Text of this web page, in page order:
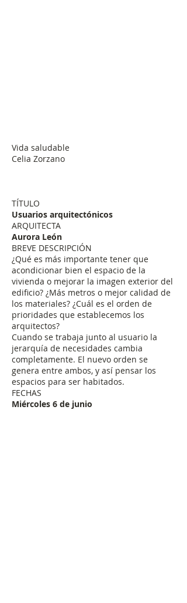
Vida saludable
Celia Zorzano
TÍTULO
Usuarios arquitectónicos
ARQUITECTA
Aurora León
BREVE DESCRIPCIÓN
¿Qué es más importante tener que
acondicionar bien el espacio de la
vivienda o mejorar la imagen exterior del
edificio? ¿Más metros o mejor calidad de
los materiales? ¿Cuál es el orden de
prioridades que establecemos los
arquitectos?
Cuando se trabaja junto al usuario la
jerarquía de necesidades cambia
completamente. El nuevo orden se
genera entre ambos, y así pensar los
espacios para ser habitados.
FECHAS
Miércoles 6 de junio